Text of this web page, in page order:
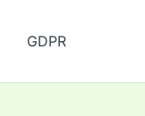
GDPR